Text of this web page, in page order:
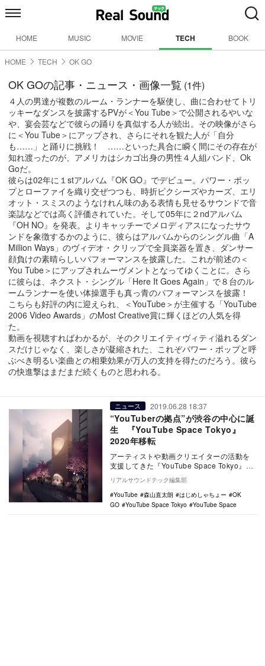
HOME MUSIC MOVIE TECH BOOK
HOME TECH OK GO
OK GOの記事・ニュース・画像一覧 (1件)
４人の男達が複数のルーム・ランナーを駆使し、曲に合わせてトリ
ッキーなダンスを披露するPVが＜You Tube＞で公開されるやいな
や、宴会芸などで彼らの踊りを真似する人が続出。その映像がさら
に＜You Tube＞にアップされ、さらにそれを観た人が「自分
も……」と踊りに挑戦！ ……といった具合に瞬く間にその存在が
知れ渡ったのが、アメリカはシカゴ出身の男性４人組バンド、Ok
Goだ。
彼らは02年に１stアルバム『OK GO』でデビュー。パワー・ポッ
プとローファイを織り交ぜつつも、時折ピクシーズやカーズ、エリ
オット・スミスのようなけれん味のある表情も見せるサウンドで音
楽誌などでは高く評価されていた。そして05年に２ndアルバム
『OH NO』を発表。よりキャッチーでメロディアスになったサウ
ンドを象徴するかのように、彼らはアルバムからのシングル曲「A
Million Ways」のヴィデオ・クリップで全員楽器を置き、ダンサー
顔負けの素晴らしいパフォーマンスを披露した。これが前述の＜
You Tube＞にアップされムーヴメントとなってゆくことに。さら
に彼らは、ネクスト・シングル「Here It Goes Again」で８台のル
ームランナーを使い体操選手も真っ青のパフォーマンスを披露！
こちらも好評の内に迎えられ、＜YouTube＞が主催する「YouTube
2006 Video Awards」のMost Creative賞に輝くほどの人気を得
た。
動画を視聴すればわかるが、そのクリエイティヴィティ溢れるダン
スだけじゃなく、楽しさが凝縮された、これぞパワー・ポップと呼
ぶべき明るい楽曲との相乗効果が万人の支持を得たのだろう。彼ら
の快進撃はまだまだ続くものと思われる。
ニュース 2019.06.28 18:37
“YouTuberの拠点”が渋谷の中心に誕
生 『YouTube Space Tokyo』
2020年移転
アーティストや動画クリエイターの活動を
支援してきた『YouTube Space Tokyo』が
2020年、スケールアップして渋谷…
リアルサウンドテック編集部
YouTube
森山直太朗 はじめしゃちょー
OK
GO
YouTube Space Tokyo YouTube Space